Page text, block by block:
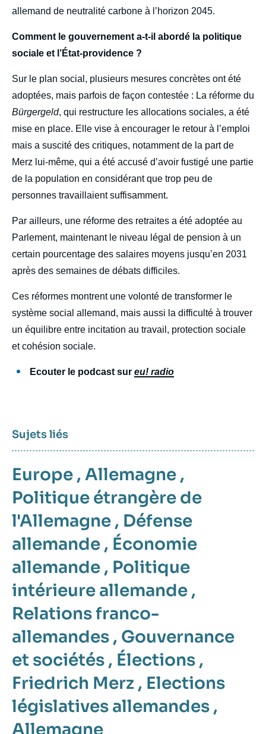
allemand de neutralité carbone à l’horizon 2045.
Comment le gouvernement a-t-il abordé la politique
sociale et l’État-providence ?
Sur le plan social, plusieurs mesures concrètes ont été
adoptées, mais parfois de façon contestée : La réforme du
Bürgergeld, qui restructure les allocations sociales, a été
mise en place. Elle vise à encourager le retour à l’emploi
mais a suscité des critiques, notamment de la part de
Merz lui-même, qui a été accusé d’avoir fustigé une partie
de la population en considérant que trop peu de
personnes travaillaient suffisamment.
Par ailleurs, une réforme des retraites a été adoptée au
Parlement, maintenant le niveau légal de pension à un
certain pourcentage des salaires moyens jusqu’en 2031
après des semaines de débats difficiles.
Ces réformes montrent une volonté de transformer le
système social allemand, mais aussi la difficulté à trouver
un équilibre entre incitation au travail, protection sociale
et cohésion sociale.
Ecouter le podcast sur eu! radio
Sujets liés
Europe , Allemagne ,
Politique étrangère de
l'Allemagne , Défense
allemande , Économie
allemande , Politique
intérieure allemande ,
Relations franco-
allemandes , Gouvernance
et sociétés , Élections ,
Friedrich Merz , Elections
législatives allemandes ,
Allemagne